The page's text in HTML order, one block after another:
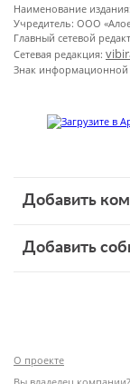
Наименование
Учредитель: ООО
Главный сетевой
Сетевая редакция:
Знак информационной
Добавить
Добавить
О проекте